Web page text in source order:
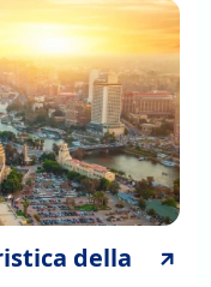
della